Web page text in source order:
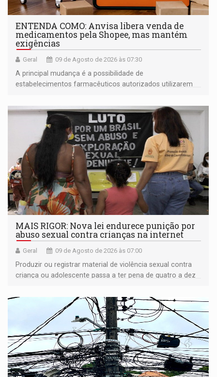
ENTENDA COMO: Anvisa libera venda de
medicamentos pela Shopee, mas mantém
exigências
Geral 09 de Agosto de 2026 às 07:30
A principal mudança é a possibilidade de
estabelecimentos farmacêuticos autorizados utilizarem
MAIS RIGOR: Nova lei endurece punição por
abuso sexual contra crianças na internet
Geral 09 de Agosto de 2026 às 07:00
Produzir ou registrar material de violência sexual contra
criança ou adolescente passa a ter pena de quatro a dez